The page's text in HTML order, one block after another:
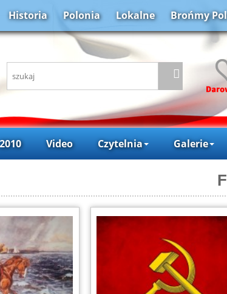
Historia Polonia Lokalne Brońmy
Video Czytelnia Galerie